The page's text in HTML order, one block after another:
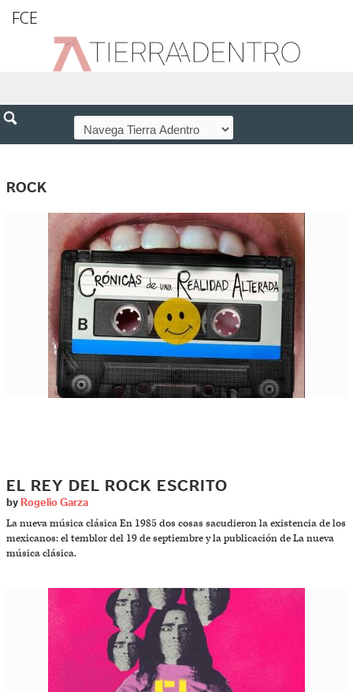
FCE
ROCK
EL REY DEL ROCK ESCRITO
by Rogelio Garza
La nueva música clásica En 1985 dos cosas sacudieron la existencia de los
mexicanos: el temblor del 19 de septiembre y la publicación de La nueva
música clásica.